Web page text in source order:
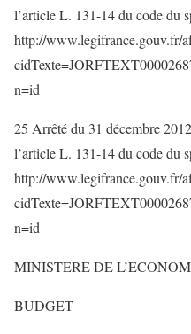
l’article L. 131-14 du code du
http://www.legifrance.gouv.fr/
n=id
25 Arrêté du 31 décembre
l’article L. 131-14 du code du
http://www.legifrance.gouv.fr/
n=id
MINISTERE DE
BUDGET